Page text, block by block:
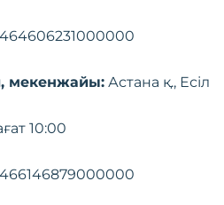
мекенжайы: Астана қ., Есіл
10:00